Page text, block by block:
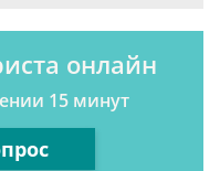
онлайн
15 минут